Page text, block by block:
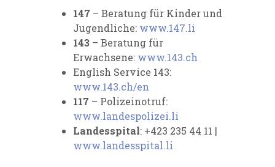
147 – Beratung für Kinder und
Jugendliche: www.147.li
143 – Beratung für
Erwachsene: www.143.ch
English Service 143:
www.143.ch/en
117 – Polizeinotruf:
www.landespolizei.li
Landesspital: +423 235 44 11 |
www.landesspital.li